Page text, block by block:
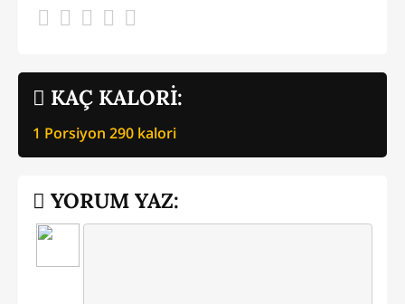
KAÇ KALORİ:
1 Porsiyon 290 kalori
YORUM YAZ: